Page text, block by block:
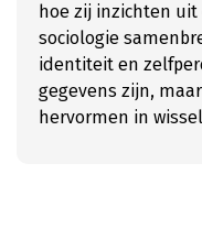
hoe zij inzichten
sociologie
identiteit en
gegevens zijn,
hervormen in